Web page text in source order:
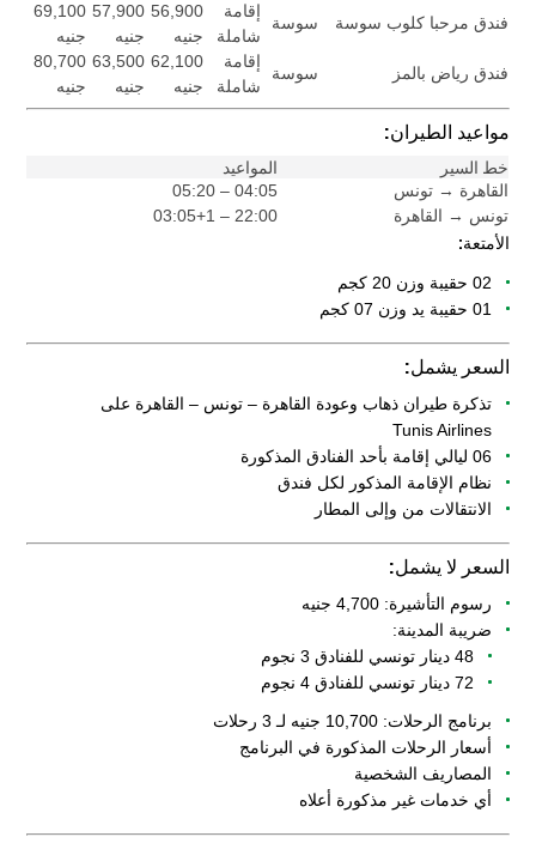
فندق مرحبا كلوب سوسة
سوسة
إقامة
شاملة
56,900
جنيه
57,900
جنيه
69,100
جنيه
فندق رياض بالمز
سوسة
إقامة
شاملة
62,100
جنيه
63,500
جنيه
80,700
جنيه
مواعيد الطيران:
خط السير المواعيد
القاهرة → تونس
04:05 – 05:20
تونس → القاهرة
22:00 – 03:05+1
الأمتعة:
02 حقيبة وزن 20 كجم
01 حقيبة يد وزن 07 كجم
السعر يشمل:
تذكرة طيران ذهاب وعودة القاهرة – تونس – القاهرة على
Tunis Airlines
06 ليالي إقامة بأحد الفنادق المذكورة
نظام الإقامة المذكور لكل فندق
الانتقالات من وإلى المطار
السعر لا يشمل:
رسوم التأشيرة: 4,700 جنيه
ضريبة المدينة:
48 دينار تونسي للفنادق 3 نجوم
72 دينار تونسي للفنادق 4 نجوم
برنامج الرحلات: 10,700 جنيه لـ 3 رحلات
أسعار الرحلات المذكورة في البرنامج
المصاريف الشخصية
أي خدمات غير مذكورة أعلاه